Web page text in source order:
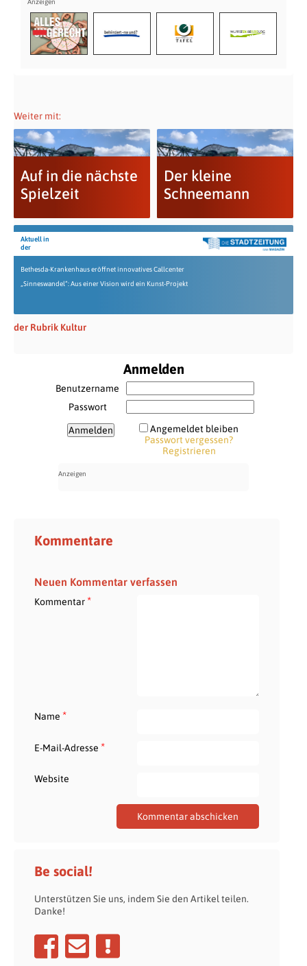
Weiter mit:
Auf in die nächste
Spielzeit
Der kleine
Schneemann
Aktuell in
der
Bethesda-Krankenhaus eröffnet innovatives Callcenter
„Sinneswandel“: Aus einer Vision wird ein Kunst-Projekt
der Rubrik Kultur
Anmelden
Benutzername
Passwort
Angemeldet bleiben
Passwort vergessen?
Registrieren
Kommentare
Neuen Kommentar verfassen
Kommentar*
Name *
E-Mail-Adresse *
Website
Be social!
Unterstützen Sie uns, indem Sie den Artikel teilen.
Danke!